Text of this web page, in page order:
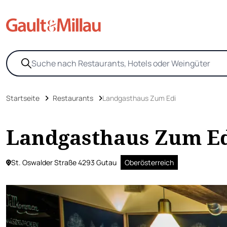
Startseite Restaurants Landgasthaus Zum Edi
Landgasthaus Zum
St. Oswalder Straße 4293 Gutau Oberösterreich